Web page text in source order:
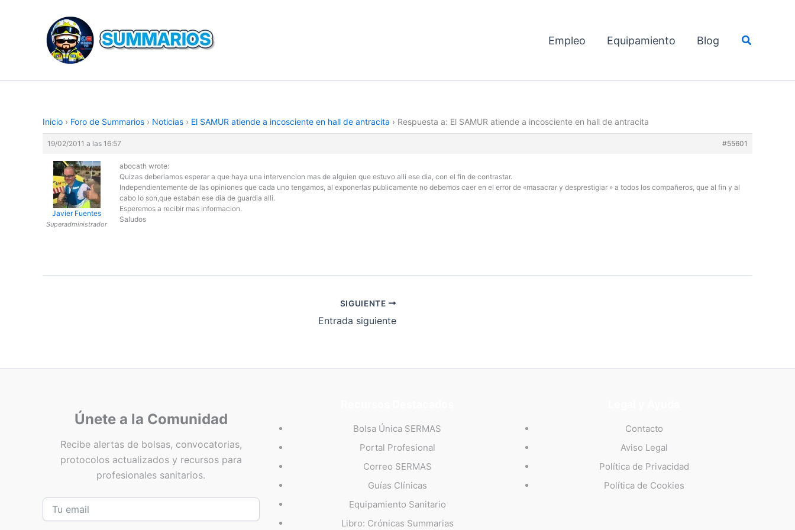
contenido
Empleo Equipamiento Blog Buscar
Inicio › Foro de Summarios › Noticias › El SAMUR atiende a incosciente en hall de antracita › Respuesta a: El SAMUR atiende a incosciente en hall de antracita
19/02/2011 a las 16:57 #55601
Javier Fuentes
Superadministrador
abocath wrote:
Quizas deberiamos esperar a que haya una intervencion mas de alguien que estuvo alli ese dia, con el fin de contrastar.
Independientemente de las opiniones que cada uno tengamos, al exponerlas publicamente no debemos caer en el error de «masacrar y desprestigiar » a todos los compañeros, que al fin y al
cabo lo son,que estaban ese dia de guardia alli.
Esperemos a recibir mas informacion.
Saludos
SIGUIENTE
Entrada siguiente
Únete a la Comunidad
Recibe alertas de bolsas, convocatorias,
protocolos actualizados y recursos para
profesionales sanitarios.
Bolsa Única SERMAS
Portal Profesional
Correo SERMAS
Guías Clínicas
Equipamiento Sanitario
Libro: Crónicas Summarias
Contacto
Aviso Legal
Política de Privacidad
Política de Cookies